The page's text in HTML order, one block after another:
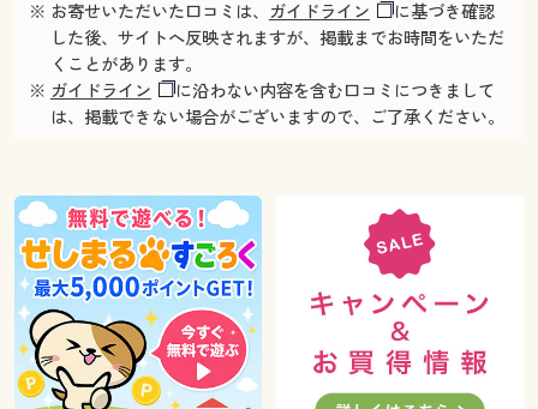
※ お寄せいただいた口コミは、 ガイドライン
に基づき確認
した後、サイトへ反映されますが、掲載までお時間をいただ
くことがあります。
※ ガイドライン
に沿わない内容を含む口コミにつきまして
は、掲載できない場合がございますので、ご了承ください。